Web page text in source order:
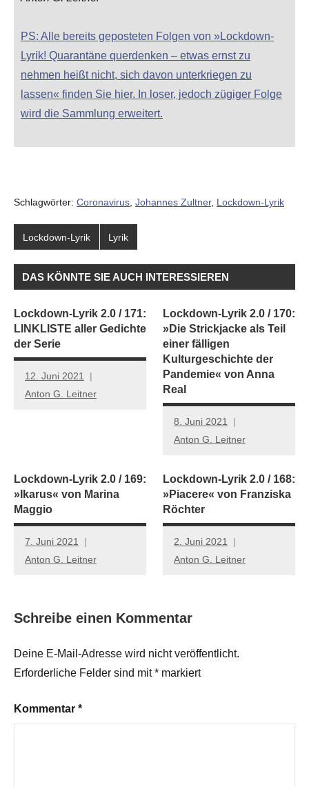
PS: Alle bereits geposteten Folgen von »Lockdown-
Lyrik! Quarantäne querdenken – etwas ernst zu
nehmen heißt nicht, sich davon unterkriegen zu
lassen« finden Sie hier. In loser, jedoch zügiger Folge
wird die Sammlung erweitert.
Schlagwörter: Coronavirus, Johannes Zultner, Lockdown-Lyrik
Lockdown-Lyrik Lyrik
DAS KÖNNTE SIE AUCH INTERESSIEREN
Lockdown-Lyrik 2.0 / 171:
LINKLISTE aller Gedichte
der Serie
12. Juni 2021
Anton G. Leitner
Lockdown-Lyrik 2.0 / 170:
»Die Strickjacke als Teil
einer fälligen
Kulturgeschichte der
Pandemie« von Anna
Real
8. Juni 2021
Anton G. Leitner
Lockdown-Lyrik 2.0 / 169:
»Ikarus« von Marina
Maggio
7. Juni 2021
Anton G. Leitner
Lockdown-Lyrik 2.0 / 168:
»Piacere« von Franziska
Röchter
2. Juni 2021
Anton G. Leitner
Schreibe einen Kommentar
Deine E-Mail-Adresse wird nicht veröffentlicht.
Erforderliche Felder sind mit* markiert
Kommentar *